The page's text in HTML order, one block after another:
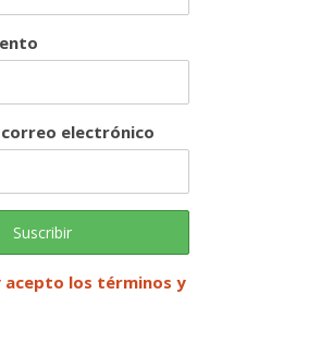
electrónico
acepto los términos y